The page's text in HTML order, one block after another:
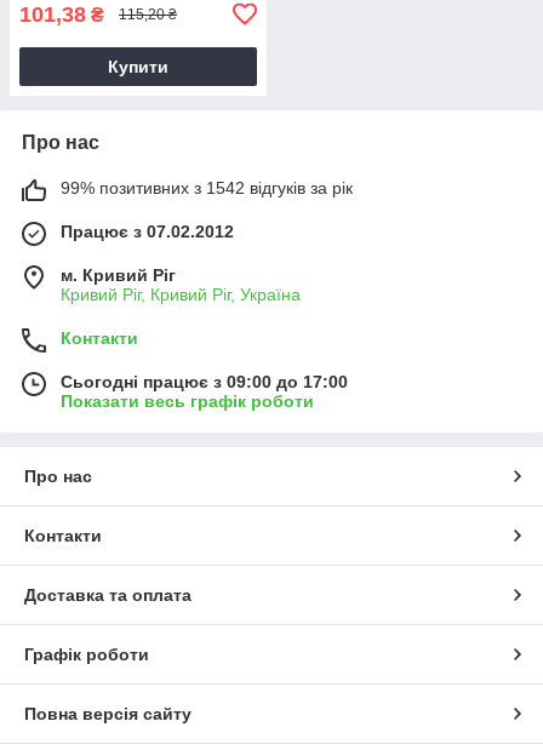
101,38 ₴ 115,20 ₴
Купити
Про нас
99% позитивних з 1542 відгуків за рік
Працює з 07.02.2012
м. Кривий Ріг
Кривий Ріг, Кривий Ріг, Україна
Контакти
Сьогодні працює з 09:00 до 17:00
Показати весь графік роботи
Про нас
Контакти
Доставка та оплата
Графік роботи
Повна версія сайту